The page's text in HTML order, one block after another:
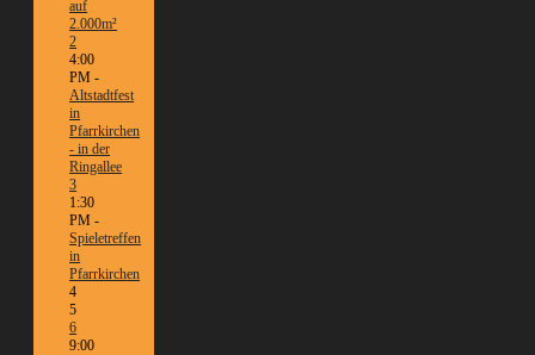
auf
2.000m²
2
4:00
PM -
Altstadtfest
in
Pfarrkirchen
- in der
Ringallee
3
1:30
PM -
Spieletreffen
in
Pfarrkirchen
4
5
6
9:00